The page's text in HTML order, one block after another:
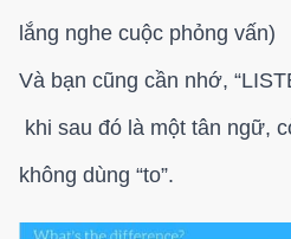
lắng nghe cuộc phỏng vấn)
Và bạn cũng cần nhớ,
khi sau đó là một tân ngữ,
không dùng “to”.